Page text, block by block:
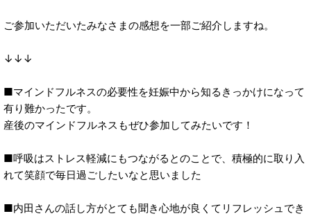
ご参加いただいたみなさまの感想を一部ご紹介しますね。
↓↓↓
■マインドフルネスの必要性を妊娠中から知るきっかけになって
有り難かったです。
産後のマインドフルネスもぜひ参加してみたいです！
■呼吸はストレス軽減にもつながるとのことで、積極的に取り入
れて笑顔で毎日過ごしたいなと思いました
■内田さんの話し方がとても聞き心地が良くてリフレッシュでき